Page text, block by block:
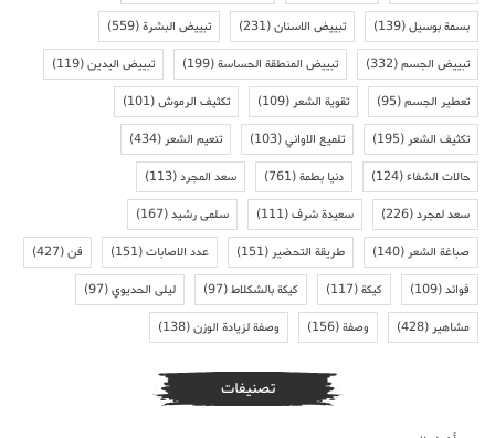
بسمة بوسيل(139) تبييض الاسنان(231) تبييض البشرة(559)
تبييض الجسم(332) تبييض المنطقة الحساسة(199) تبييض اليدين(119)
تعطير الجسم(95) تقوية الشعر(109) تكثيف الرموش(101)
تكثيف الشعر(195) تلميع الاواني(103) تنعيم الشعر(434)
حالات الشفاء(124) دنيا بطمة(761) سعد المجرد(113)
سعد لمجرد(226) سعيدة شرف(111) سلمى رشيد(167)
صباغة الشعر(140) طريقة التحضير(151) عدد الاصابات(151) فن(427)
فوائد(109) كيكة(117) كيكة بالشكلاط(97) ليلى الحديوي(97)
مشاهير(428) وصفة(156) وصفة لزيادة الوزن(138)
تصنيفات